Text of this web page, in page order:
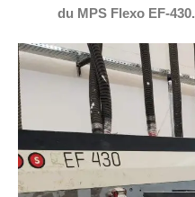
du MPS Flexo EF-430.